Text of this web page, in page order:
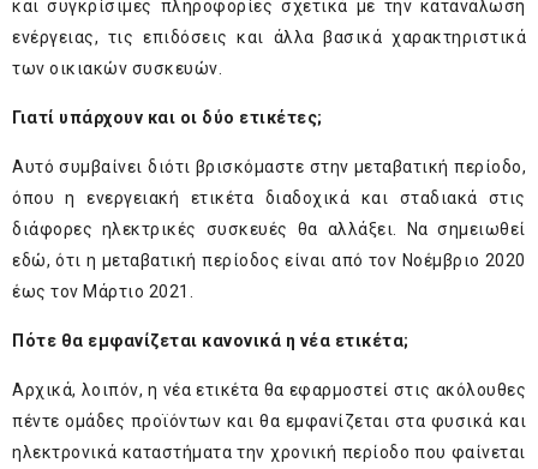
και συγκρίσιμες πληροφορίες σχετικά με την κατανάλωση
ενέργειας, τις επιδόσεις και άλλα βασικά χαρακτηριστικά
των οικιακών συσκευών.
Γιατί υπάρχουν και οι δύο ετικέτες;
Αυτό συμβαίνει διότι βρισκόμαστε στην μεταβατική περίοδο,
όπου η ενεργειακή ετικέτα διαδοχικά και σταδιακά στις
διάφορες ηλεκτρικές συσκευές θα αλλάξει. Να σημειωθεί
εδώ, ότι η μεταβατική περίοδος είναι από τον Νοέμβριο 2020
έως τον Μάρτιο 2021.
Πότε θα εμφανίζεται κανονικά η νέα ετικέτα;
Αρχικά, λοιπόν, η νέα ετικέτα θα εφαρμοστεί στις ακόλουθες
πέντε ομάδες προϊόντων και θα εμφανίζεται στα φυσικά και
ηλεκτρονικά καταστήματα την χρονική περίοδο που φαίνεται